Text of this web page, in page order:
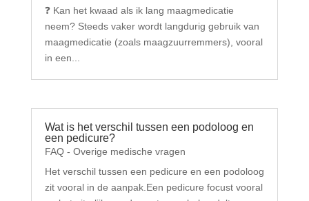
❓ Kan het kwaad als ik lang maagmedicatie
neem? Steeds vaker wordt langdurig gebruik van
maagmedicatie (zoals maagzuurremmers), vooral
in een...
Wat is het verschil tussen een podoloog en
een pedicure?
FAQ - Overige medische vragen
Het verschil tussen een pedicure en een podoloog
zit vooral in de aanpak.Een pedicure focust vooral